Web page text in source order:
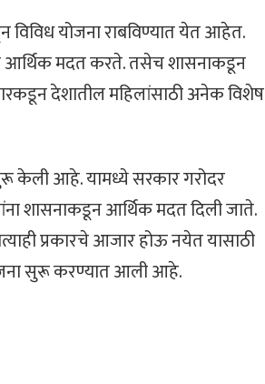
विविध योजना राबविण्यात येत आहेत.
आर्थिक मदत करते. तसेच शासनाकडून
देशातील महिलांसाठी अनेक विशेष
सुरू केली आहे. यामध्ये सरकार गरोदर
शासनाकडून आर्थिक मदत दिली जाते.
प्रकारचे आजार होऊ नयेत यासाठी
सुरू करण्यात आली आहे.